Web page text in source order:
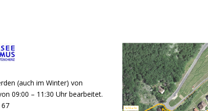
(auch im Winter) von
09:00 – 11:30 Uhr bearbeitet.